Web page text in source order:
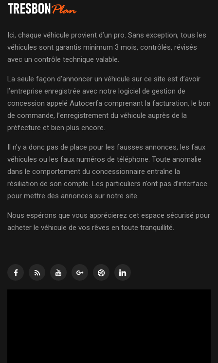
Ici, chaque véhicule provient d’un pro. Sans exception, tous les
véhicules sont garantis minimum 3 mois, contrôlés, révisés
avec un contrôle technique valable.
La seule façon d’annoncer un véhicule sur ce site est d’avoir
l’entreprise enregistrée avec notre logiciel de gestion de
concession appelé Autocerfa comprenant la facturation, le bon
de commande, l’enregistrement du véhicule auprès de la
préfecture et bien plus encore.
Il n’y a donc pas de place pour les fausses annonces, les faux
véhicules ou les faux numéros de téléphone. Toute anomalie
dans le comportement du concessionnaire entraîne la
résiliation de son compte. Les particuliers n’ont pas d’interface
pour mettre des annonces sur notre site.
Nous espérons que vous apprécierez cet espace sécurisé pour
acheter le véhicule de vos rêves en toute tranquillité.